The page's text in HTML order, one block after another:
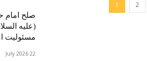
صلح امام
(علیه
مسئولیت
22 July 2026
1 2